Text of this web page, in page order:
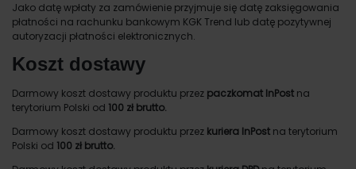
Jako datę wpłaty za zamówienie przyjmuje się datę zaksięgowania
płatności na rachunku bankowym KGK Trend lub datę pozytywnej
autoryzacji płatności elektronicznych.
Koszt dostawy
Darmowy koszt dostawy produktu przez paczkomat InPost na
terytorium Polski od 100 zł brutto.
Darmowy koszt dostawy produktu przez kuriera InPost na terytorium
Polski od 100 zł brutto.